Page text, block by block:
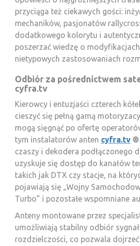
przyciąga też ciekawych gości:
mechaników, pasjonatów
dodatkowego kolorytu i
poszerzać wiedzę o
nietypowych zastosowaniach
Odbiór za pośrednictwem
cyfra.tv
Kierowcy i entuzjaści czterech
cieszyć się pełną gamą
mogą sięgnąć po ofertę
tym instalatorów anten cyfra.tv ®
czaszy i dekodera podłączonego
uzyskuje się dostęp do kanałów
takich jak DTX czy stacje, na
pojawiają się „Wojny
Turbo” i pozostałe wspomniane
Anteny montowane przez
umożliwiają stabilny odbiór
rozdzielczości, co pozwala